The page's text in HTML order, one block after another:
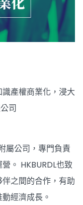
產權商業化，浸大
司
屬公司，專門負責
。 HKBURDL也致
之間的合作，有助
經濟成長。